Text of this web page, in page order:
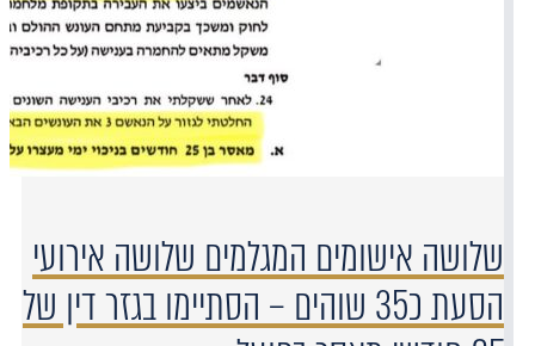
שלושה אישומים המגלמים שלושה אירועי
הסעת כ35 שוהים – הסתיימו בגזר דין של